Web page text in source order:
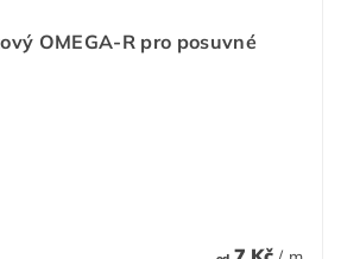
OMEGA-R pro posuvné